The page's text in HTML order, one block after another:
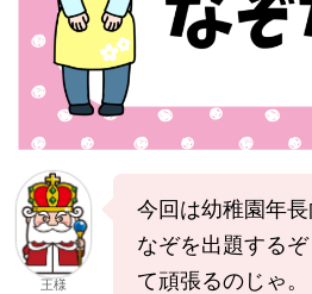
王様
今回は幼稚園年
なぞを出題する
て頑張るのじゃ。